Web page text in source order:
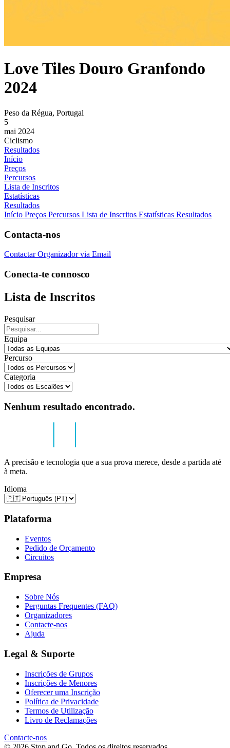
Love Tiles Douro Granfondo
2024
Peso da Régua, Portugal
5
mai 2024
Ciclismo
Resultados
Início
Preços
Percursos
Lista de Inscritos
Estatísticas
Resultados
Início Preços Percursos Lista de Inscritos Estatísticas Resultados
Contacta-nos
Contactar Organizador via Email
Conecta-te connosco
Lista de Inscritos
Pesquisar
Equipa
Percurso
Categoria
Nenhum resultado encontrado.
A precisão e tecnologia que a sua prova merece, desde a partida até
à meta.
Idioma
Plataforma
Eventos
Pedido de Orçamento
Circuitos
Empresa
Sobre Nós
Perguntas Frequentes (FAQ)
Organizadores
Contacte-nos
Ajuda
Legal & Suporte
Inscrições de Grupos
Inscrições de Menores
Oferecer uma Inscrição
Política de Privacidade
Termos de Utilização
Livro de Reclamações
Contacte-nos